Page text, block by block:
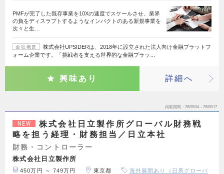
PMFが完了した既存事業を10Xの速度でスケールさせ、業界
の負をディスラプトするようなインパクトのある新規事業を
次々と生…
会社概要
株式会社UPSIDERは、2018年に設立された法人向け金融プラットフ
ォーム企業です。「挑戦者を支える世界的な金融プラッ…
興味あり 詳細へ
掲載期間 26/08/04～26/08/17
NEW
株式会社日立製作所グローバル財務戦
略を担う経理・財務担当／日立本社
財務・コントローラー
株式会社日立製作所
450万円 ～ 749万円 東京都
海外展開あり（日系グローバ